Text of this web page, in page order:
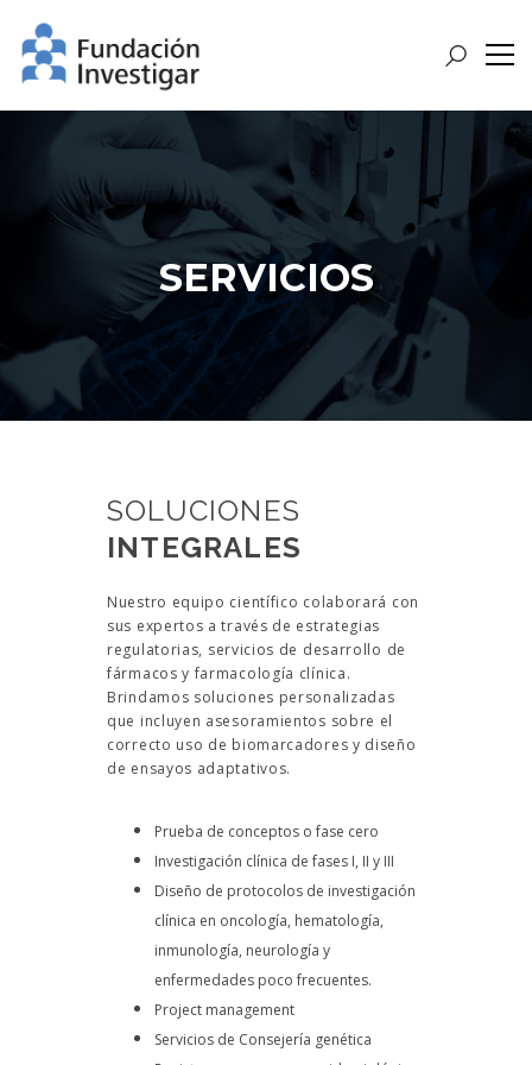
SERVICIOS
SOLUCIONES
INTEGRALES
Nuestro equipo científico colaborará con
sus expertos a través de estrategias
regulatorias, servicios de desarrollo de
fármacos y farmacología clínica.
Brindamos soluciones personalizadas
que incluyen asesoramientos sobre el
correcto uso de biomarcadores y diseño
de ensayos adaptativos.
Prueba de conceptos o fase cero
Investigación clínica de fases I, II y III
Diseño de protocolos de investigación
clínica en oncología, hematología,
inmunología, neurología y
enfermedades poco frecuentes.
Project management
Servicios de Consejería genética